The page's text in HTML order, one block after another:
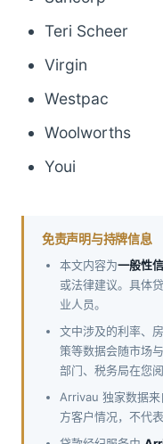
Teri Scheer
Virgin
Westpac
Woolworths
Youi
免责声明与持牌信息
本文内容为一般性
或法律建议。具体
业人员。
文中涉及的利率、
策等数据会随市场
部门、税务局在您
Arrivau 独家数据
方客户情况，不代表